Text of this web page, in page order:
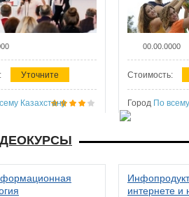
Уточните
Казахстану
00.00.0000
Стоимость:
Город По
интернете и